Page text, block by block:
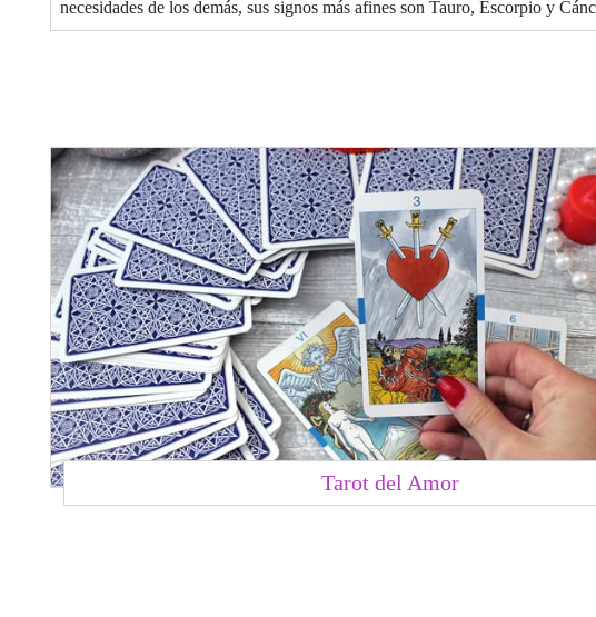
necesidades de los demás, sus signos más afines son Tauro, Escorpio y
Tarot del Amor